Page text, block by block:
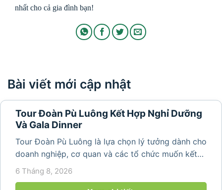
nhất cho cả gia đình bạn!
Bài viết mới cập nhật
Tour Đoàn Pù Luông Kết Hợp Nghỉ Dưỡng
Và Gala Dinner
Tour Đoàn Pù Luông là lựa chọn lý tưởng dành cho
doanh nghiệp, cơ quan và các tổ chức muốn kết
hợp nghỉ dưỡng, tham quan và tổ chức các hoạt
động gắn kết tập thể. Với cảnh quan thiên nhiên
6 Tháng 8, 2026